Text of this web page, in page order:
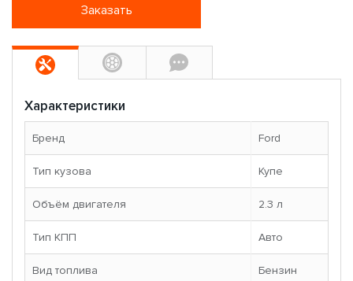
Заказать
Характеристики
Бренд Ford
Тип кузова Купе
Объём двигателя 2.3 л
Тип КПП Авто
Вид топлива Бензин